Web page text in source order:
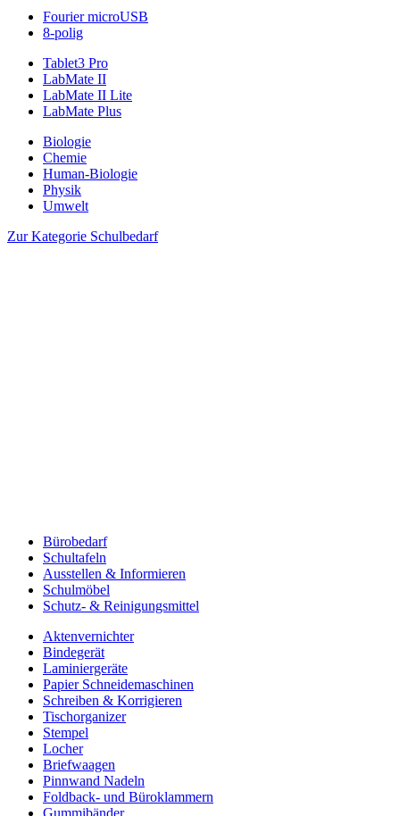
Fourier microUSB
8-polig
Tablet3 Pro
LabMate II
LabMate II Lite
LabMate Plus
Biologie
Chemie
Human-Biologie
Physik
Umwelt
Zur Kategorie Schulbedarf
Bürobedarf
Schultafeln
Ausstellen & Informieren
Schulmöbel
Schutz- & Reinigungsmittel
Aktenvernichter
Bindegerät
Laminiergeräte
Papier Schneidemaschinen
Schreiben & Korrigieren
Tischorganizer
Stempel
Locher
Briefwaagen
Pinnwand Nadeln
Foldback- und Büroklammern
Gummibänder